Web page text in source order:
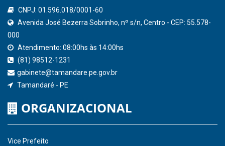
QEdu
Consultar Convênios
Receber Informações sobre novos Repasses
Hora:18:56/ Sábado, 08 de agosto de
2026
INSTITUCIONAL